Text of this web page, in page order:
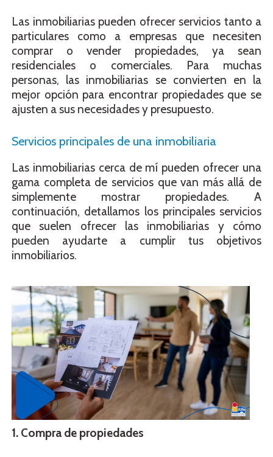
Las inmobiliarias pueden ofrecer servicios tanto a
particulares como a empresas que necesiten
comprar o vender propiedades, ya sean
residenciales o comerciales. Para muchas
personas, las inmobiliarias se convierten en la
mejor opción para encontrar propiedades que se
ajusten a sus necesidades y presupuesto.
Servicios principales de una inmobiliaria
Las inmobiliarias cerca de mí pueden ofrecer una
gama completa de servicios que van más allá de
simplemente mostrar propiedades. A
continuación, detallamos los principales servicios
que suelen ofrecer las inmobiliarias y cómo
pueden ayudarte a cumplir tus objetivos
inmobiliarios.
1. Compra de propiedades